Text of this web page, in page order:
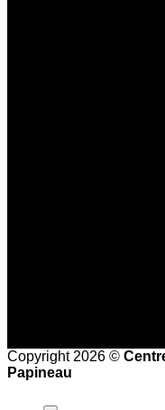
Copyright 2026 ©
Papineau